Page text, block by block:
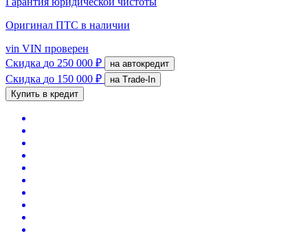
Оригинал ПТС в наличии
vin VIN проверен
Скидка до 250 000 ₽ на автокредит
Скидка до 150 000 ₽
на Trade-In
Купить в кредит